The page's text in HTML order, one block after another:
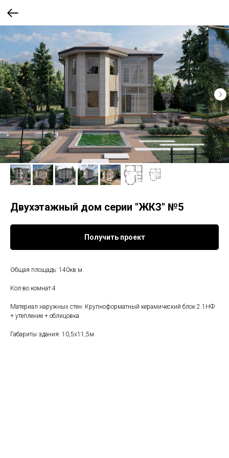
Двухэтажный дом серии "ЖКЗ" №5
Получить проект
Общая площадь: 140кв.м.
Кол-во комнат:4
Материал наружных стен: Крупноформатный керамический блок 2.1НФ
+ утепление + облицовка
Габариты здания: 10,5х11,5м